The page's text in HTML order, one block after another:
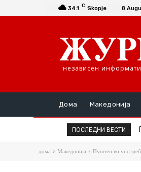
34.1 C Skopje 8
независен
Дома Македонија
ПОСЛЕДНИ ВЕСТИ
дома Македонија Пуштен во